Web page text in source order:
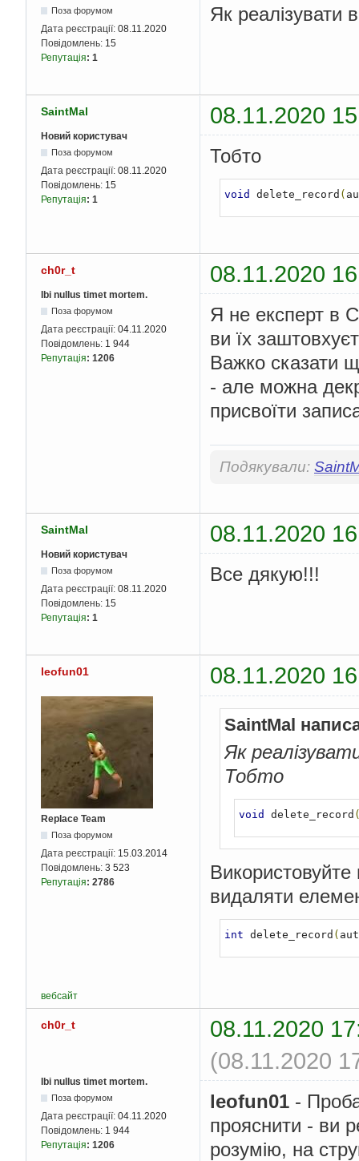
Поза форумом
Дата реєстрації: 08.11.2020
Повідомлень: 15
Репутація: 1
Як реалізувати
SaintMal 08.11.2020
Новий користувач
Поза форумом
Дата реєстрації: 08.11.2020
Повідомлень: 15
Репутація: 1
Тобто
void delete_record (
ch0r_t 08.11.2020
Ibi nullus timet mortem.
Поза форумом
Дата реєстрації: 04.11.2020
Повідомлень: 1 944
Репутація: 1206
Я не експерт в
ви їх
Важко сказати
- але можна
присвоїти
Подякували:
SaintMal 08.11.2020
Новий користувач
Поза форумом
Дата реєстрації: 08.11.2020
Повідомлень: 15
Репутація: 1
Все дякую!!!
leofun01 08.11.2020
Replace Team
Поза форумом
Дата реєстрації: 15.03.2014
Повідомлень: 3 523
Репутація: 2786
SaintMal
Як
Тобто
void delete_record
Використовуйте
видаляти
int delete_record (
вебсайт
ch0r_t
08.11.2020
(08.11.2020
Ibi nullus timet mortem.
Поза форумом
Дата реєстрації: 04.11.2020
Повідомлень: 1 944
Репутація: 1206
leofun01 -
прояснити - ви
розумію, на